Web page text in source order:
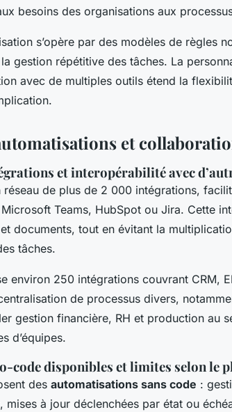
besoins des organisations aux
s’opère par des modèles de règles
gestion répétitive des tâches. La
avec de multiples outils étend la
et
et interopérabilité avec
réseau de plus de 2 000 intégrations,
Teams, HubSpot ou Jira. Cette
documents, tout en évitant la
tâches.
environ 250 intégrations couvrant CRM,
de processus divers,
gestion financière, RH et production au
d’équipes.
code disponibles et limites selon le
des automatisations sans code :
mises à jour déclenchées par état ou